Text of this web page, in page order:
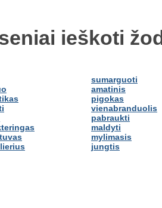
ieškoti
sumarguoti
amatinis
pigokas
vienabranduolis
pabraukti
maldyti
mylimasis
jungtis